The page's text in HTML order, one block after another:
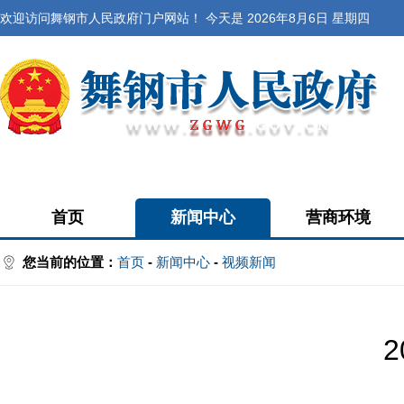
欢迎访问舞钢市人民政府门户网站！ 今天是 2026年8月6日 星期四
首页 新闻中心 营商环境
您当前的位置： 首页 - 新闻中心 - 视频新闻